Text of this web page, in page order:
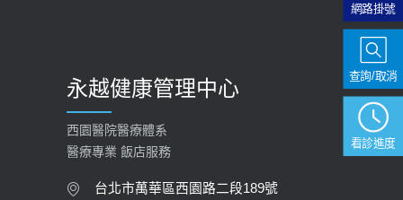
永越健康管理中心
西園醫院醫療體系
醫療專業 飯店服務
台北市萬華區西園路二段189號
網路掛號
看診進度
查詢/取消